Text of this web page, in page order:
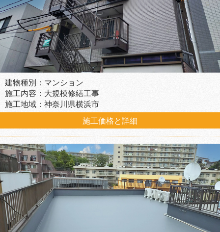
建物種別：マンション
施工内容：大規模修繕工事
施工地域：神奈川県横浜市
施工価格と詳細